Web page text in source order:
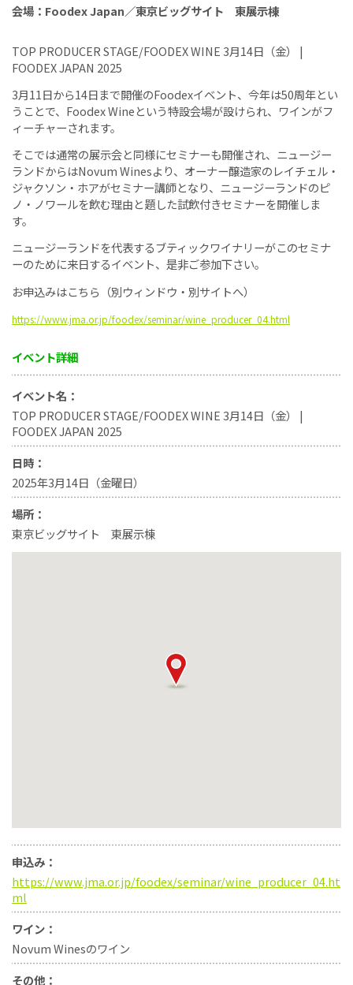
会場：Foodex Japan／東京ビッグサイト 東展示棟
TOP PRODUCER STAGE/FOODEX WINE 3月14日（金） |
FOODEX JAPAN 2025
3月11日から14日まで開催のFoodexイベント、今年は50周年とい
うことで、Foodex Wineという特設会場が設けられ、ワインがフ
ィーチャーされます。
そこでは通常の展示会と同様にセミナーも開催され、ニュージー
ランドからはNovum Winesより、オーナー醸造家のレイチェル・
ジャクソン・ホアがセミナー講師となり、ニュージーランドのピ
ノ・ノワールを飲む理由と題した試飲付きセミナーを開催しま
す。
ニュージーランドを代表するブティックワイナリーがこのセミナ
ーのために来日するイベント、是非ご参加下さい。
お申込みはこちら（別ウィンドウ・別サイトへ）
https://www.jma.or.jp/foodex/seminar/wine_producer_04.html
イベント詳細
イベント名：
TOP PRODUCER STAGE/FOODEX WINE 3月14日（金） |
FOODEX JAPAN 2025
日時：
2025年3月14日（金曜日）
場所：
東京ビッグサイト 東展示棟
申込み：
https://www.jma.or.jp/foodex/seminar/wine_producer_04.ht
ml
ワイン：
Novum Winesのワイン
その他：